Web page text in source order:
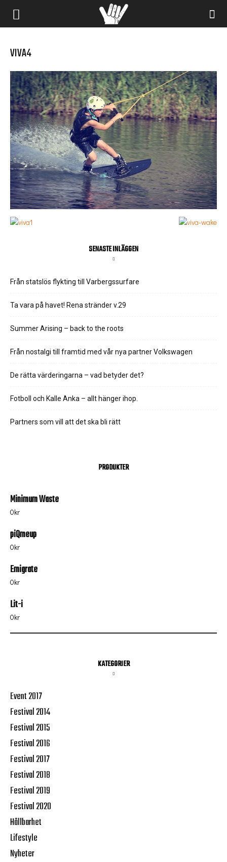
VIVA4
SENASTE INLÄGGEN
Från statslös flykting till Varbergssurfare
Ta vara på havet! Rena stränder v.29
Summer Arising – back to the roots
Från nostalgi till framtid med vår nya partner Volkswagen
De rätta värderingarna – vad betyder det?
Fotboll och Kalle Anka – allt hänger ihop.
Partners som vill att det ska bli rätt
PRODUKTER
Minimum Waste
0kr
piQmeup
0kr
Emigrate
0kr
Lit-i
0kr
KATEGORIER
Event 2017
Festival 2014
Festival 2015
Festival 2016
Festival 2017
Festival 2018
Festival 2019
Festival 2020
Hållbarhet
Lifestyle
Nyheter